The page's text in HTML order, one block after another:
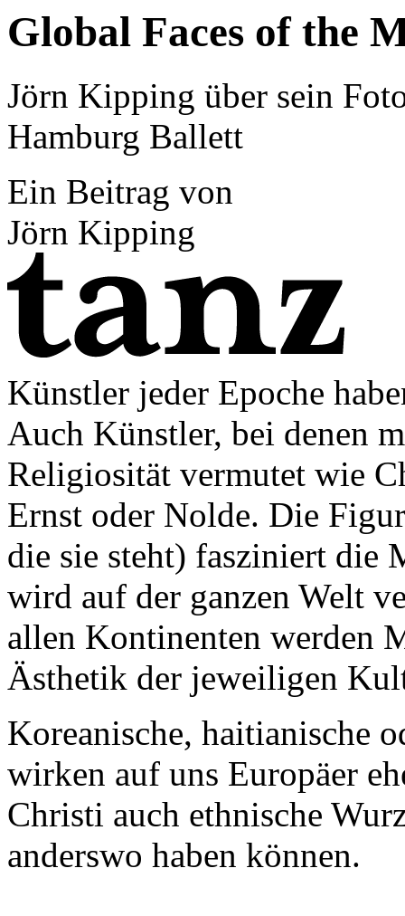
Global Faces of the
Jörn Kipping über sein
Hamburg Ballett
Ein Beitrag von
Jörn Kipping
Künstler jeder Epoche
Auch Künstler, bei denen
Religiosität vermutet wie
Ernst oder Nolde. Die
die sie steht) fasziniert die
wird auf der ganzen Welt
allen Kontinenten werden
Ästhetik der jeweiligen
Koreanische, haitianische
wirken auf uns Europäer
Christi auch ethnische
anderswo haben können.